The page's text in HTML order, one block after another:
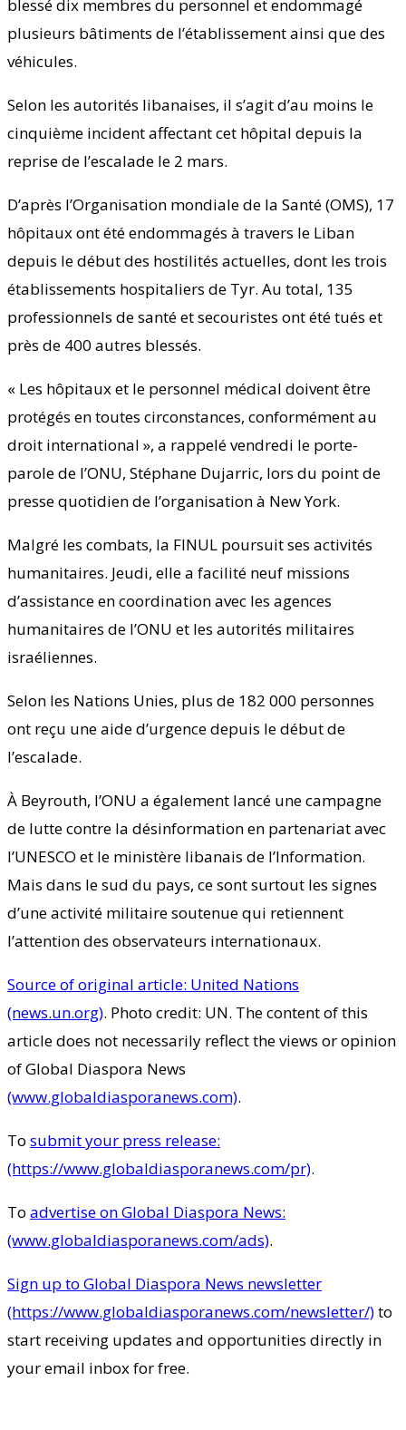
blessé dix membres du personnel et endommagé
plusieurs bâtiments de l’établissement ainsi que des
véhicules.
Selon les autorités libanaises, il s’agit d’au moins le
cinquième incident affectant cet hôpital depuis la
reprise de l’escalade le 2 mars.
D’après l’Organisation mondiale de la Santé (OMS), 17
hôpitaux ont été endommagés à travers le Liban
depuis le début des hostilités actuelles, dont les trois
établissements hospitaliers de Tyr. Au total, 135
professionnels de santé et secouristes ont été tués et
près de 400 autres blessés.
« Les hôpitaux et le personnel médical doivent être
protégés en toutes circonstances, conformément au
droit international », a rappelé vendredi le porte-
parole de l’ONU, Stéphane Dujarric, lors du point de
presse quotidien de l’organisation à New York.
Malgré les combats, la FINUL poursuit ses activités
humanitaires. Jeudi, elle a facilité neuf missions
d’assistance en coordination avec les agences
humanitaires de l’ONU et les autorités militaires
israéliennes.
Selon les Nations Unies, plus de 182 000 personnes
ont reçu une aide d’urgence depuis le début de
l’escalade.
À Beyrouth, l’ONU a également lancé une campagne
de lutte contre la désinformation en partenariat avec
l’UNESCO et le ministère libanais de l’Information.
Mais dans le sud du pays, ce sont surtout les signes
d’une activité militaire soutenue qui retiennent
l’attention des observateurs internationaux.
Source of original article: United Nations
(news.un.org). Photo credit: UN. The content of this
article does not necessarily reflect the views or opinion
of Global Diaspora News
(www.globaldiasporanews.com).
To submit your press release:
(https://www.globaldiasporanews.com/pr).
To advertise on Global Diaspora News:
(www.globaldiasporanews.com/ads).
Sign up to Global Diaspora News newsletter
(https://www.globaldiasporanews.com/newsletter/)to
start receiving updates and opportunities directly in
your email inbox for free.